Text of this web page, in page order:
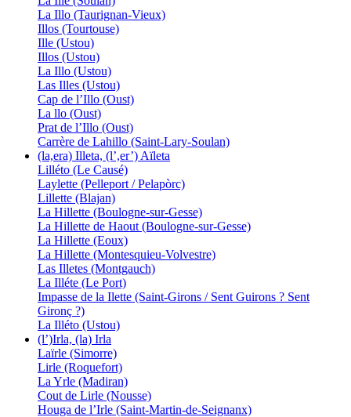
La Illo (Taurignan-Vieux)
Illos (Tourtouse)
Ille (Ustou)
Illos (Ustou)
La Illo (Ustou)
Las Illes (Ustou)
Cap de l’Illo (Oust)
La llo (Oust)
Prat de l’Illo (Oust)
Carrère de Lahillo (Saint-Lary-Soulan)
(la,era) Illeta, (l’,er’) Aïleta
Lilléto (Le Causé)
Laylette (Pelleport / Pelapòrc)
Lillette (Blajan)
La Hillette (Boulogne-sur-Gesse)
La Hillette de Haout (Boulogne-sur-Gesse)
La Hillette (Eoux)
La Hillette (Montesquieu-Volvestre)
Las Illetes (Montgauch)
La Illéte (Le Port)
Impasse de la Ilette (Saint-Girons / Sent Guirons ? Sent
Gironç ?)
La Illéto (Ustou)
(l’)Irla, (la) Irla
Laïrle (Simorre)
Lirle (Roquefort)
La Yrle (Madiran)
Cout de Lirle (Nousse)
Houga de l’Irle (Saint-Martin-de-Seignanx)